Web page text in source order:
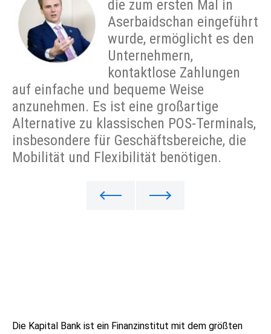
die zum ersten Mal in
Aserbaidschan eingeführt
wurde, ermöglicht es den
Unternehmern,
kontaktlose Zahlungen
auf einfache und bequeme Weise
anzunehmen. Es ist eine großartige
Alternative zu klassischen POS-Terminals,
insbesondere für Geschäftsbereiche, die
Mobilität und Flexibilität benötigen.
Die Kapital Bank ist ein Finanzinstitut mit dem größten